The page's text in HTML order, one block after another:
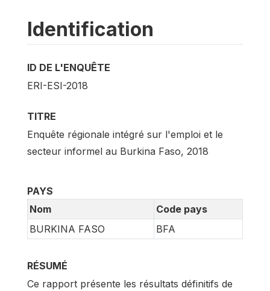
Identification
ID DE L'ENQUÊTE
ERI-ESI-2018
TITRE
Enquête régionale intégré sur l'emploi et le
secteur informel au Burkina Faso, 2018
PAYS
Nom
Code pays
BURKINA FASO
BFA
RÉSUMÉ
Ce rapport présente les résultats définitifs de